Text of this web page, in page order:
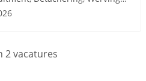
2 vacatures